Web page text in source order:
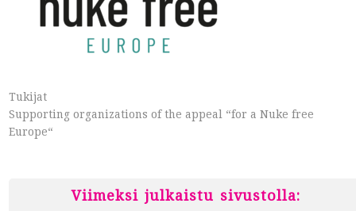
Tukijat
Supporting organizations of the appeal “for a Nuke free
Europe“
Viimeksi julkaistu sivustolla: